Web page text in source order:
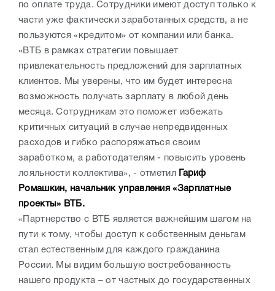
по оплате труда. Сотрудники имеют доступ только к
части уже фактически заработанных средств, а не
пользуются «кредитом» от компании или банка.
«ВТБ в рамках стратегии повышает
привлекательность предложений для зарплатных
клиентов. Мы уверены, что им будет интересна
возможность получать зарплату в любой день
месяца. Сотрудникам это поможет избежать
критичных ситуаций в случае непредвиденных
расходов и гибко распоряжаться своим
заработком, а работодателям - повысить уровень
лояльности коллектива», - отметил
Гариф
Ромашкин, начальник управления «Зарплатные
проекты» ВТБ.
«Партнерство с ВТБ является важнейшим шагом на
пути к тому, чтобы доступ к собственным деньгам
стал естественным для каждого гражданина
России. Мы видим большую востребованность
нашего продукта – от частных до государственных